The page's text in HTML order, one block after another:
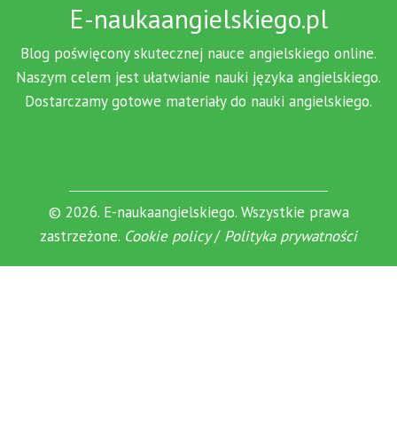
E-naukaangielskiego.pl
Blog poświęcony skutecznej nauce angielskiego online.
Naszym celem jest ułatwianie nauki języka angielskiego.
Dostarczamy gotowe materiały do nauki angielskiego.
© 2026. E-naukaangielskiego. Wszystkie prawa
zastrzeżone. Cookie policy/Polityka prywatności